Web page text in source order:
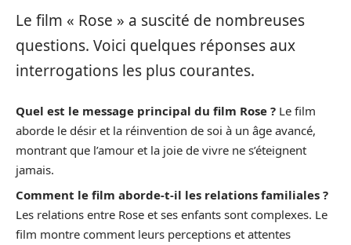
Le film « Rose » a suscité de nombreuses
questions. Voici quelques réponses aux
interrogations les plus courantes.
Quel est le message principal du film Rose ? Le film
aborde le désir et la réinvention de soi à un âge avancé,
montrant que l’amour et la joie de vivre ne s’éteignent
jamais.
Comment le film aborde-t-il les relations familiales ?
Les relations entre Rose et ses enfants sont complexes. Le
film montre comment leurs perceptions et attentes